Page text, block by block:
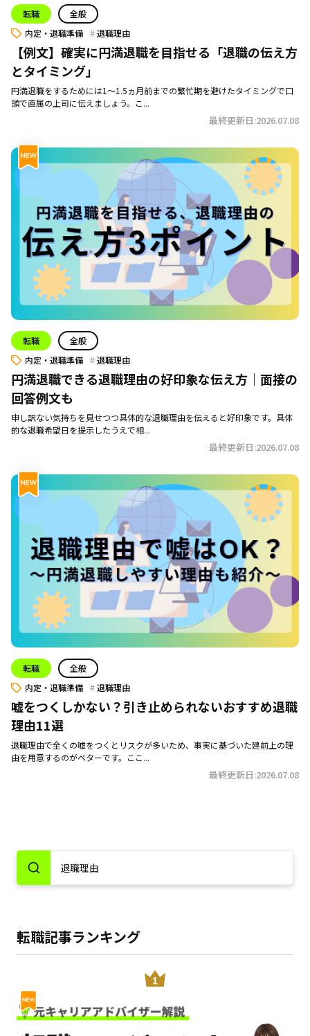
転職
全般
内定・退職準備
退職理由
【例文】確実に円満退職を目指せる「退職の伝え方
とタイミング」
円満退職をするためには1～1.5ヵ月前までの繁忙期を避けたタイミングで口
頭で直属の上司に伝えましょう。こ...
最終更新日:2026.07.08
転職
全般
内定・退職準備
退職理由
円満退職できる退職理由の好印象な伝え方｜面接の
回答例文も
申し訳ない気持ちを見せつつ具体的な退職理由を伝えると好印象です。具体
的な退職希望日を提示したうえで相...
最終更新日:2026.07.08
転職
全般
内定・退職準備
退職理由
嘘をつくしかない？引き止められないおすすめ退職
理由11選
退職理由で全くの嘘をつくとリスクが多いため、事実に基づいた建前上の理
由を用意するのがベターです。ここ...
最終更新日:2026.07.08
転職記事ランキング